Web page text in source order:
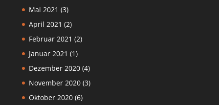
Mai 2021 (3)
April 2021 (2)
Februar 2021 (2)
Januar 2021 (1)
Dezember 2020(4)
November 2020(3)
Oktober 2020(6)